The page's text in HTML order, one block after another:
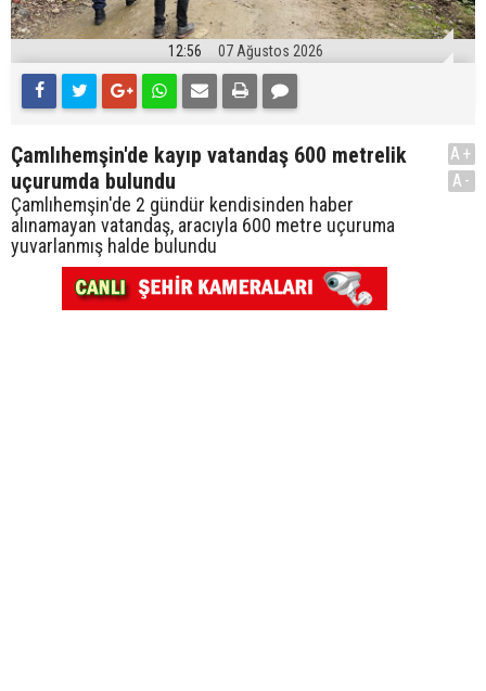
12:56 07 Ağustos 2026
Çamlıhemşin'de kayıp vatandaş 600 metrelik
uçurumda bulundu
Çamlıhemşin'de 2 gündür kendisinden haber
alınamayan vatandaş, aracıyla 600 metre uçuruma
yuvarlanmış halde bulundu
A+
A-